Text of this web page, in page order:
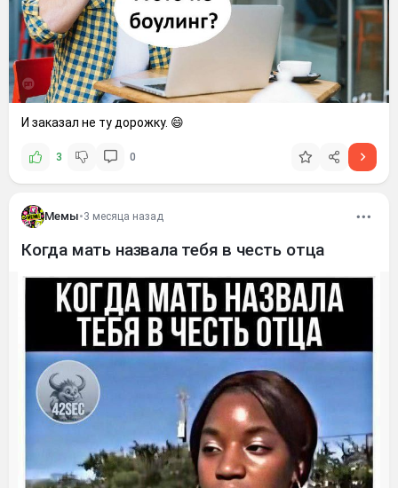
И заказал не ту дорожку. 😄
3 0
Мемы•3 месяца назад
Когда мать назвала тебя в честь отца